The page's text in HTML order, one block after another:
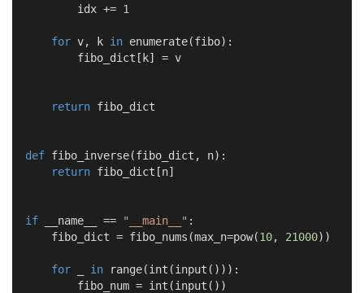
        idx +=
1
for v, k in enumerate(fibo):
        fibo_dict[k] = v
return fibo_dict
def fibo_inverse(fibo_dict, n) :
return fibo_dict[n]
if __name__ == "__main__" :
    fibo_dict = fibo_nums(max_n=pow(
10, 21000))
for in range(int(input())):
        fibo_num = int(input())